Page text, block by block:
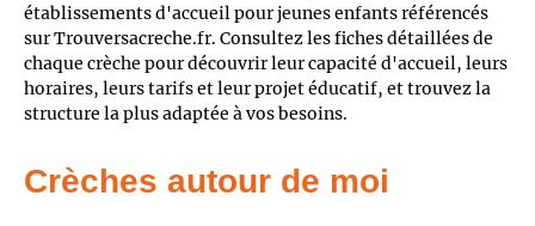
établissements d'accueil pour jeunes enfants référencés
sur Trouversacreche.fr. Consultez les fiches détaillées de
chaque crèche pour découvrir leur capacité d'accueil, leurs
horaires, leurs tarifs et leur projet éducatif, et trouvez la
structure la plus adaptée à vos besoins.
Crèches autour de moi